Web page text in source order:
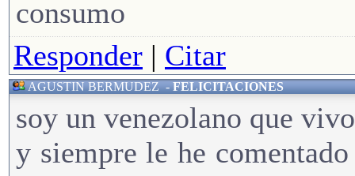
consumo
Responder | Citar
AGUSTIN BERMUDEZ-FELICITACIONES
soy un venezolano que
y siempre le he